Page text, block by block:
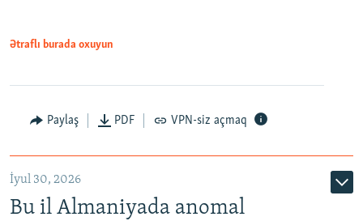
Ətraflı burada oxuyun
Paylaş PDF VPN-siz açmaq
İyul 30, 2026
Bu il Almaniyada anomal